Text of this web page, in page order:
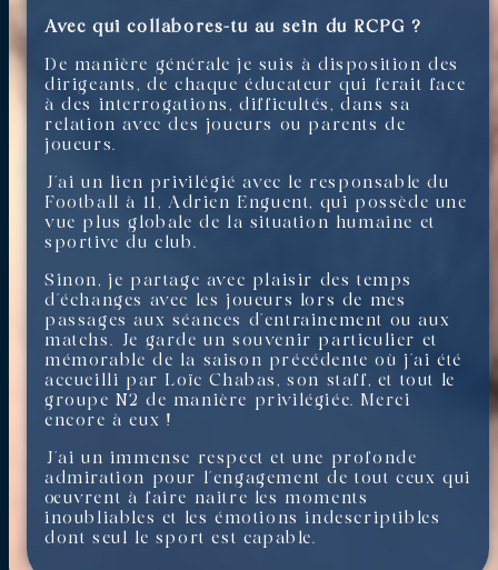
Avec qui collabores-tu au sein du RCPG ?
De manière générale je suis à disposition des
dirigeants, de chaque éducateur qui ferait face
à des interrogations, difficultés, dans sa
relation avec des joueurs ou parents de
joueurs.
J’ai un lien privilégié avec le responsable du
Football à 11, Adrien Enguent, qui possède une
vue plus globale de la situation humaine et
sportive du club.
Sinon, je partage avec plaisir des temps
d’échanges avec les joueurs lors de mes
passages aux séances d’entrainement ou aux
matchs. Je garde un souvenir particulier et
mémorable de la saison précédente où j’ai été
accueilli par Loïc Chabas, son staff, et tout le
groupe N2 de manière privilégiée. Merci
encore à eux !
J’ai un immense respect et une profonde
admiration pour l’engagement de tout ceux qui
œuvrent à faire naitre les moments
inoubliables et les émotions indescriptibles
dont seul le sport est capable.